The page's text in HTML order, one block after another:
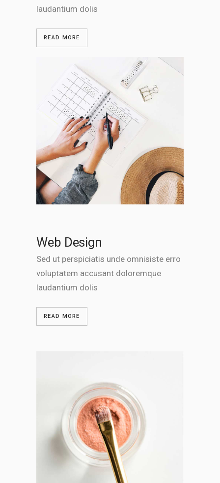
laudantium dolis
READ MORE
Web Design
Sed ut perspiciatis unde omnisiste erro
voluptatem accusant doloremque
laudantium dolis
READ MORE